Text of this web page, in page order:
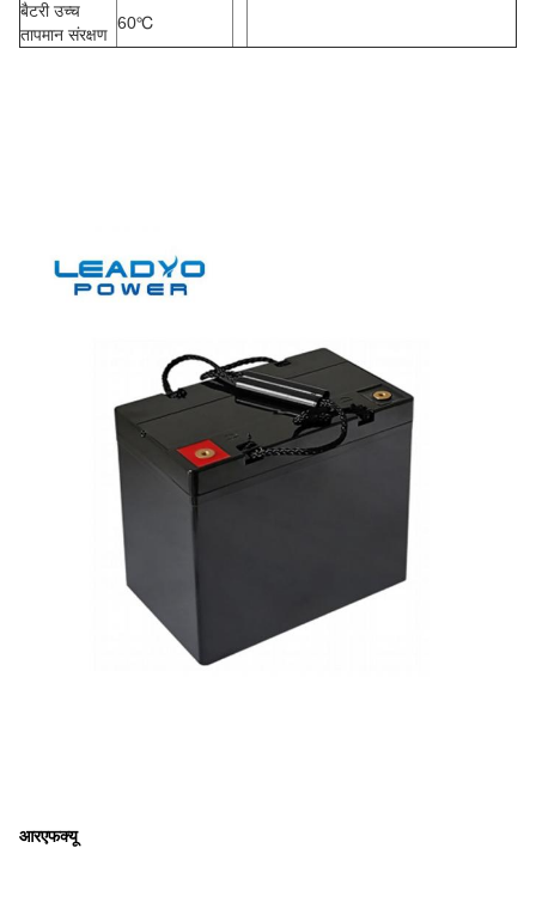
बैटरी उच्च
तापमान संरक्षण
60℃
आरएफक्यू